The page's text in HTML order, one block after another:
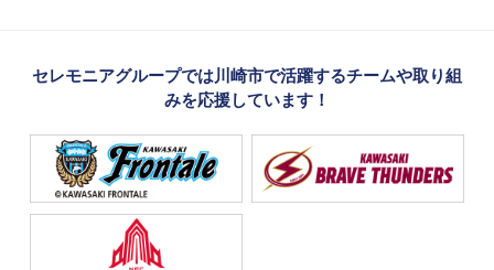
セレモニアグループでは川崎市で活躍するチームや取り組
みを応援しています！